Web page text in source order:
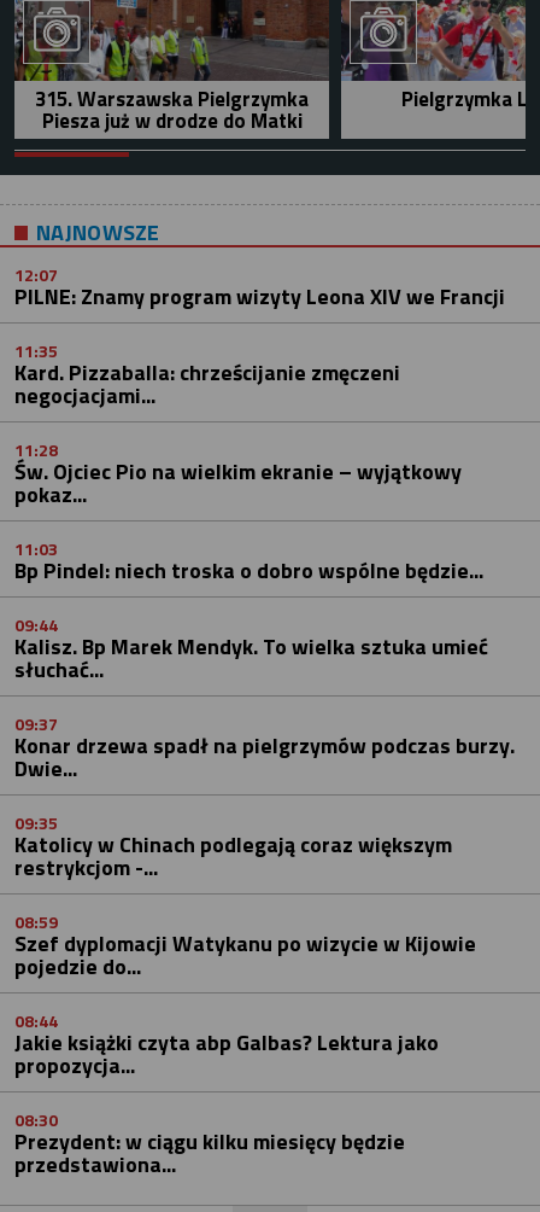
315. Warszawska Pielgrzymka
Piesza już w drodze do Matki
Pielgrzymka
NAJNOWSZE
12:07
PILNE: Znamy program wizyty Leona XIV we Francji
11:35
Kard. Pizzaballa: chrześcijanie zmęczeni
negocjacjami...
11:28
Św. Ojciec Pio na wielkim ekranie – wyjątkowy
pokaz...
11:03
Bp Pindel: niech troska o dobro wspólne będzie...
09:44
Kalisz. Bp Marek Mendyk. To wielka sztuka umieć
słuchać...
09:37
Konar drzewa spadł na pielgrzymów podczas burzy.
Dwie...
09:35
Katolicy w Chinach podlegają coraz większym
restrykcjom -...
08:59
Szef dyplomacji Watykanu po wizycie w Kijowie
pojedzie do...
08:44
Jakie książki czyta abp Galbas? Lektura jako
propozycja...
08:30
Prezydent: w ciągu kilku miesięcy będzie
przedstawiona...